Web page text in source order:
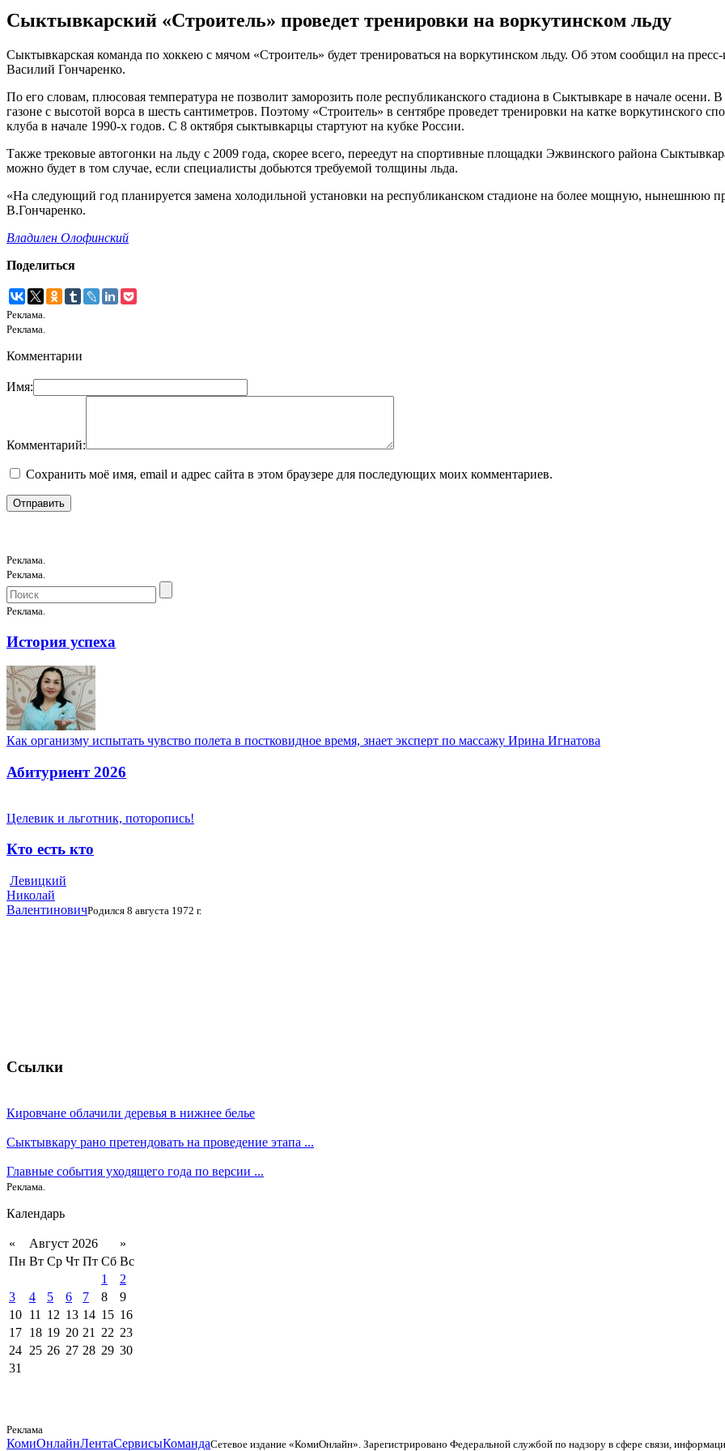
Сыктывкарский «Строитель» проведет тренировки на воркутинском льду
Сыктывкарская команда по хоккею с мячом «Строитель» будет тренироваться на воркутинском льду. Об этом сообщил на
Василий Гончаренко.
По его словам, плюсовая температура не позволит заморозить поле республиканского стадиона в Сыктывкаре в начале
газоне с высотой ворса в шесть сантиметров. Поэтому «Строитель» в сентябре проведет тренировки на катке воркутинского
клуба в начале 1990-х годов. С 8 октября сыктывкарцы стартуют на кубке России.
Также трековые автогонки на льду с 2009 года, скорее всего, переедут на спортивные площадки Эжвинского района
можно будет в том случае, если специалисты добьются требуемой толщины льда.
«На следующий год планируется замена холодильной установки на республиканском стадионе на более мощную, нынешнюю
В.Гончаренко.
Владилен Олофинский
Поделиться
Реклама.
Реклама.
Комментарии
Имя:
Комментарий:
Сохранить моё имя, email и адрес сайта в этом браузере для последующих моих комментариев.
Реклама.
Реклама.
Реклама.
История успеха
Как организму испытать чувство полета в постковидное время, знает эксперт по массажу Ирина Игнатова
Абитуриент 2026
Целевик и льготник, поторопись!
Кто есть кто
Левицкий
Николай
ВалентиновичРодился 8 августа 1972 г.
Ссылки
Кировчане облачили деревья в нижнее белье
Сыктывкару рано претендовать на проведение этапа ...
Главные события уходящего года по версии ...
Реклама.
Календарь
« Август 2026
»
Пн Вт Ср Чт Пт Сб Вс
1
2
3
4 5 6 7 8
9
10 11 12 13 14 15 16
17 18 19 20 21 22 23
24 25 26 27 28 29 30
31
Реклама
КомиОнлайнЛентаСервисыКомандаСетевое издание «КомиОнлайн». Зарегистрировано Федеральной службой по надзору в сфере связи,